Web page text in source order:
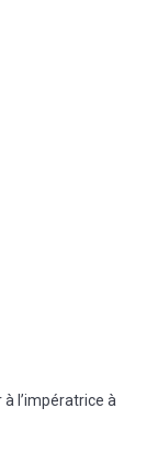
l’impératrice à